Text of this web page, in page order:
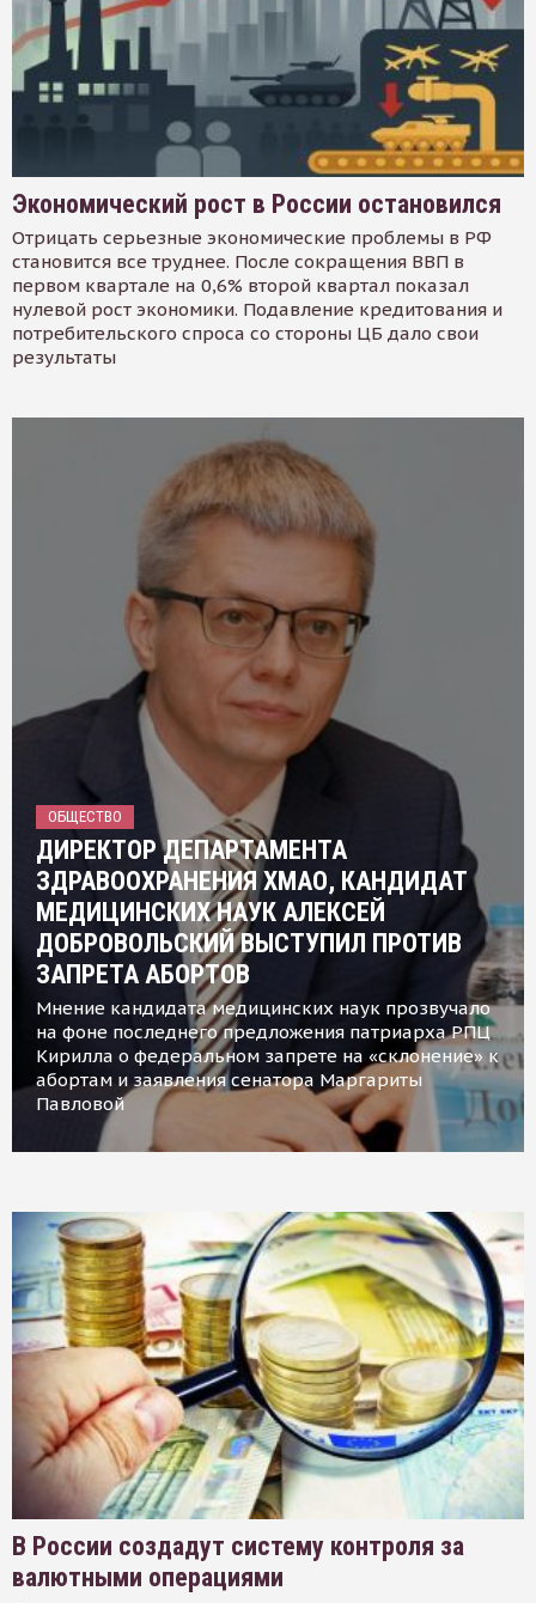
Экономический рост в России остановился
Отрицать серьезные экономические проблемы в РФ
становится все труднее. После сокращения ВВП в
первом квартале на 0,6% второй квартал показал
нулевой рост экономики. Подавление кредитования и
потребительского спроса со стороны ЦБ дало свои
результаты
ОБЩЕСТВО
ДИРЕКТОР ДЕПАРТАМЕНТА
ЗДРАВООХРАНЕНИЯ ХМАО, КАНДИДАТ
МЕДИЦИНСКИХ НАУК АЛЕКСЕЙ
ДОБРОВОЛЬСКИЙ ВЫСТУПИЛ ПРОТИВ
ЗАПРЕТА АБОРТОВ
Мнение кандидата медицинских наук прозвучало
на фоне последнего предложения патриарха РПЦ
Кирилла о федеральном запрете на «склонение» к
абортам и заявления сенатора Маргариты
Павловой
В России создадут систему контроля за
валютными операциями